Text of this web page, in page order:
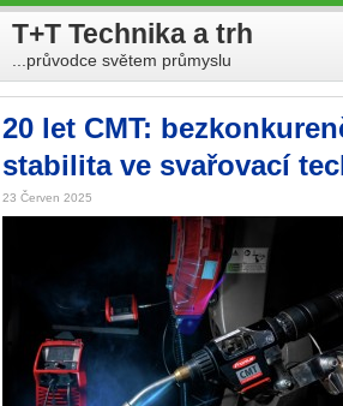
T+T Technika a trh
...průvodce světem průmyslu
20 let CMT:
stabilita ve svařovací
23 Červen 2025